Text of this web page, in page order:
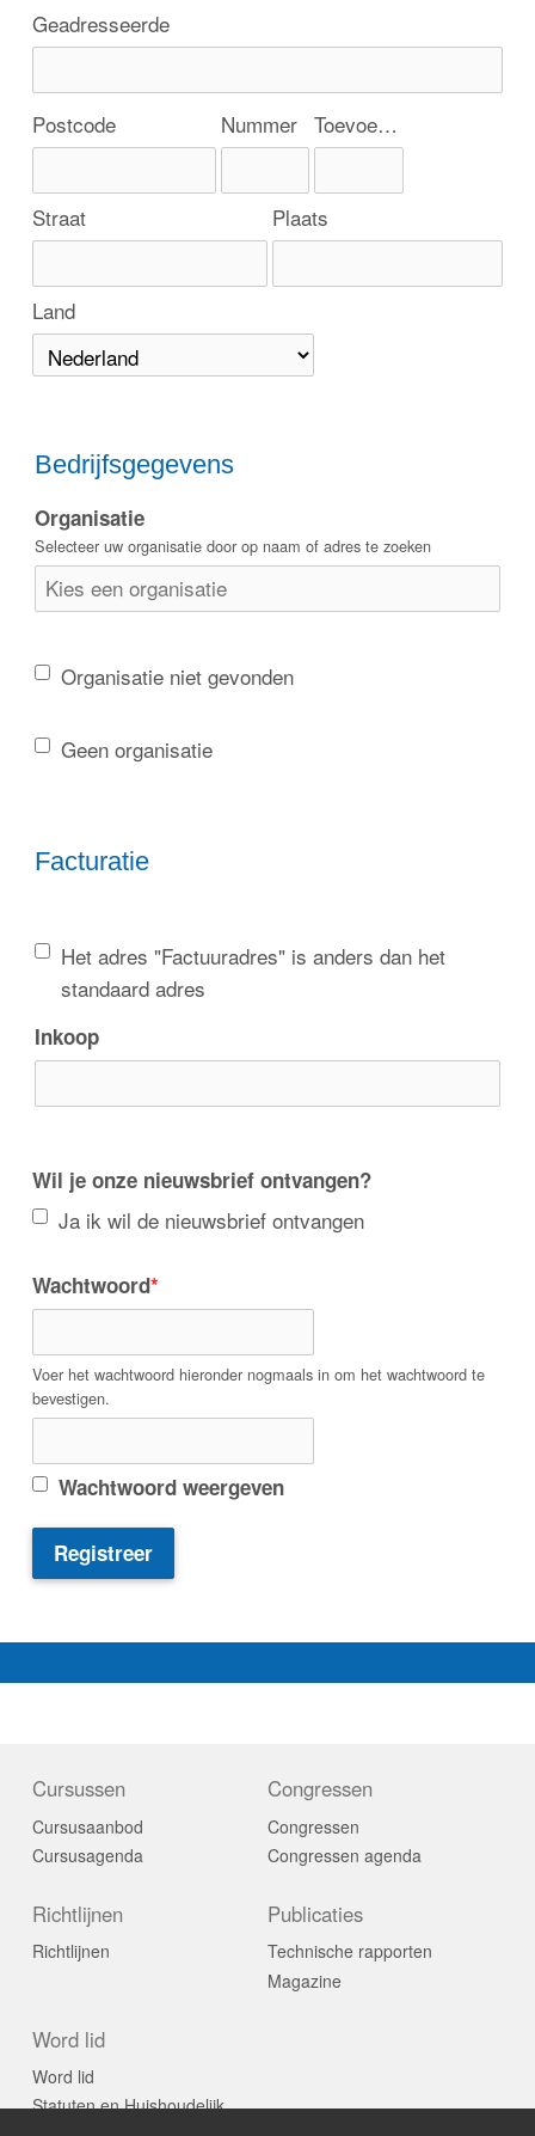
Geadresseerde
Postcode Nummer Toevoeging
Straat Plaats
Land
Bedrijfsgegevens
Organisatie
Selecteer uw organisatie door op naam of adres te zoeken
Organisatie niet gevonden
Geen organisatie
Facturatie
Het adres "Factuuradres" is anders dan het
standaard adres
Inkoop
Wil je onze nieuwsbrief ontvangen?
Ja ik wil de nieuwsbrief ontvangen
Wachtwoord*
Voer het wachtwoord hieronder nogmaals in om het wachtwoord te
bevestigen.
Wachtwoord weergeven
Registreer
Cursussen
Cursusaanbod
Cursusagenda
Congressen
Congressen
Congressen agenda
Richtlijnen
Richtlijnen
Publicaties
Technische rapporten
Magazine
Word lid
Word lid
Statuten en Huishoudelijk